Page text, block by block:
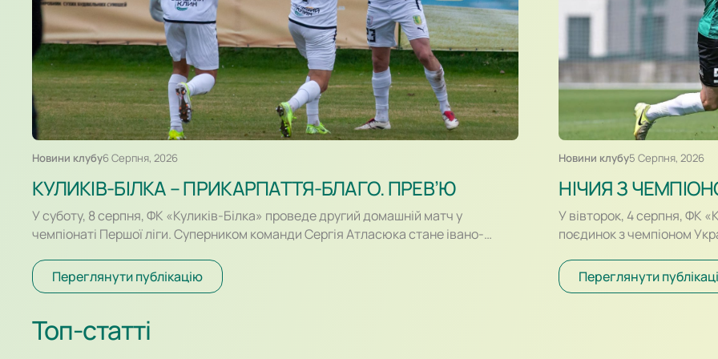
Новини клубу6 Серпня, 2026
КУЛИКІВ-БІЛКА – ПРИКАРПАТТЯ-БЛАГО. ПРЕВ’Ю
У суботу, 8 серпня, ФК «Куликів-Білка» проведе другий домашній матч у
чемпіонаті Першої ліги. Суперником команди Сергія Атласюка стане івано-
о 16:30. Для суперників це буде перша офіційна зустріч в історії. Раніше команди
перетиналися лише у контрольних матчах. Старт сезону для команд вийшов
Переглянути публікацію
Новини клубу5 Серпня, 2026
НІЧИЯ З
У вівторок, 4 серпня, ФК
поєдинок з чемпіоном
гравців «Шахтаря», які
воротам. Так, в одному із
Переглянути
Топ-статті